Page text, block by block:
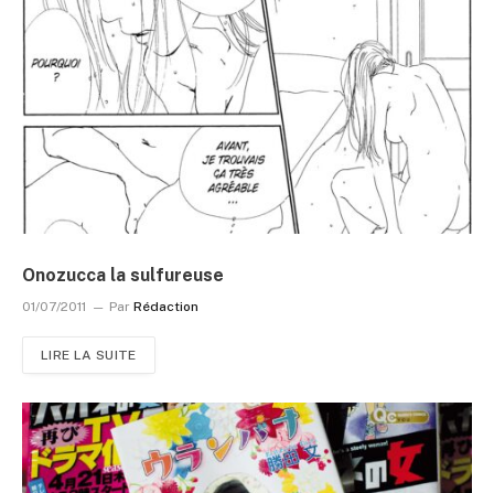
Onozucca la sulfureuse
01/07/2011 Par Rédaction
LIRE LA SUITE